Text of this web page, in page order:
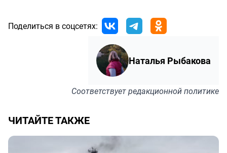
Поделиться в соцсетях:
Наталья Рыбакова
Соответствуетредакционной политике
ЧИТАЙТЕ ТАКЖЕ